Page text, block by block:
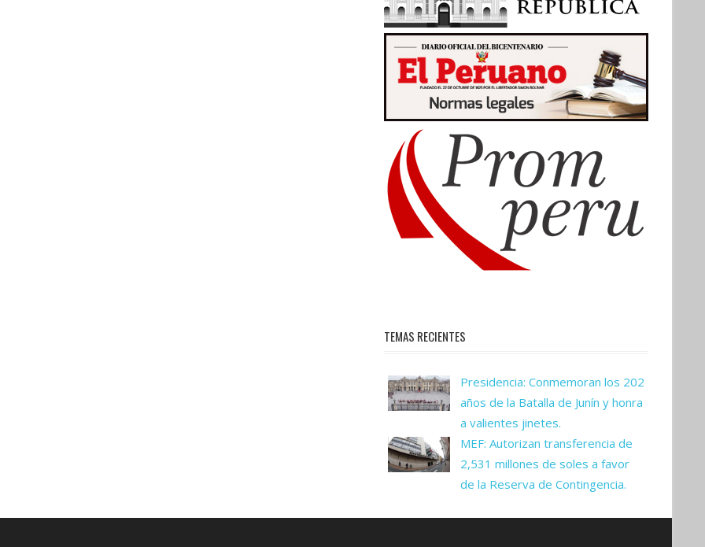
TEMAS RECIENTES
Presidencia: Conmemoran los 202
años de la Batalla de Junín y honra
a valientes jinetes.
MEF: Autorizan transferencia de
2,531 millones de soles a favor
de la Reserva de Contingencia.